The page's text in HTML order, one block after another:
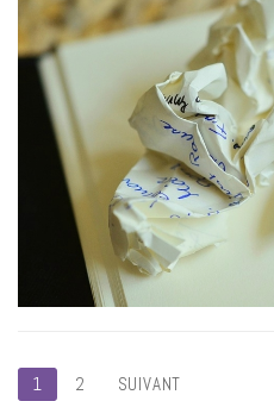
Pagination
1 2 SUIVANT